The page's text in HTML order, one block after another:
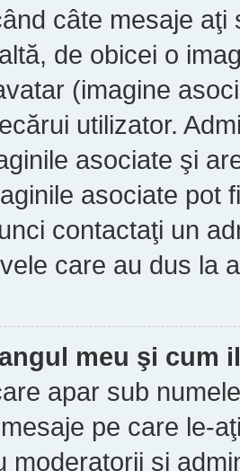
câte mesaje
de obicei o
(imagine
utilizator.
asociate şi
asociate pot
contactaţi un
care au dus la
meu şi cum
apar sub
pe care le-
moderatorii şi